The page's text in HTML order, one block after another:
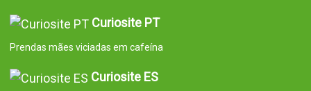
Curiosite PT
Prendas mães viciadas em cafeína
Curiosite ES